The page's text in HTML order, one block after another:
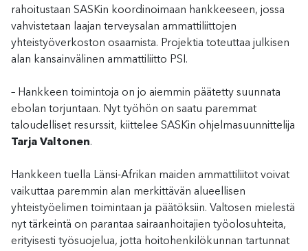
rahoitustaan SASKin koordinoimaan hankkeeseen, jossa
vahvistetaan laajan terveysalan ammattiliittojen
yhteistyöverkoston osaamista. Projektia toteuttaa julkisen
alan kansainvälinen ammattiliitto PSI.
– Hankkeen toimintoja on jo aiemmin päätetty suunnata
ebolan torjuntaan. Nyt työhön on saatu paremmat
taloudelliset resurssit, kiittelee SASKin ohjelmasuunnittelija
Tarja Valtonen.
Hankkeen tuella Länsi-Afrikan maiden ammattiliitot voivat
vaikuttaa paremmin alan merkittävän alueellisen
yhteistyöelimen toimintaan ja päätöksiin. Valtosen mielestä
nyt tärkeintä on parantaa sairaanhoitajien työolosuhteita,
erityisesti työsuojelua, jotta hoitohenkilökunnan tartunnat